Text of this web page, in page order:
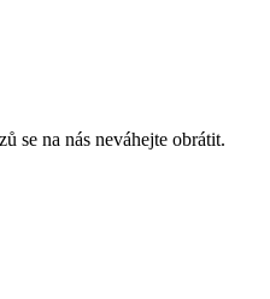
se na nás neváhejte obrátit.